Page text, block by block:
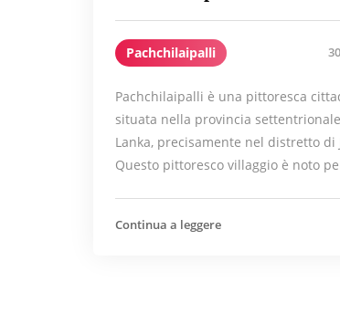
Pachchilaipalli
Pachchilaipalli è una pittoresca
situata nella provincia
Lanka, precisamente nel distretto di
Questo pittoresco villaggio è noto
Continua a leggere